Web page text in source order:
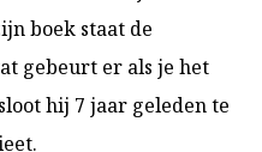
boek staat de
gebeurt er als je het
hij 7 jaar geleden te